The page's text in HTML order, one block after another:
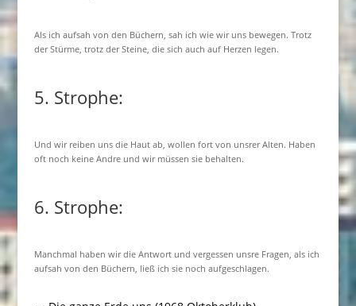
Als ich aufsah von den Büchern, sah ich wie wir uns bewegen. Trotz
der Stürme, trotz der Steine, die sich auch auf Herzen legen.
5. Strophe:
Und wir reiben uns die Haut ab, wollen fort von unsrer Alten. Haben
oft noch keine Andre und wir müssen sie behalten.
6. Strophe:
Manchmal haben wir die Antwort und vergessen unsre Fragen, als ich
aufsah von den Büchern, ließ ich sie noch aufgeschlagen.